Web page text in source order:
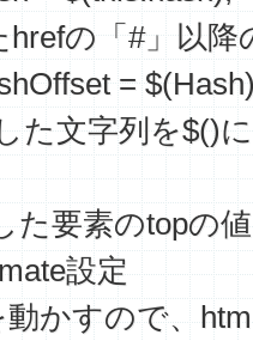
の「#」以降
=
た文字列を$()
た要素のtopの
設定
かすので、